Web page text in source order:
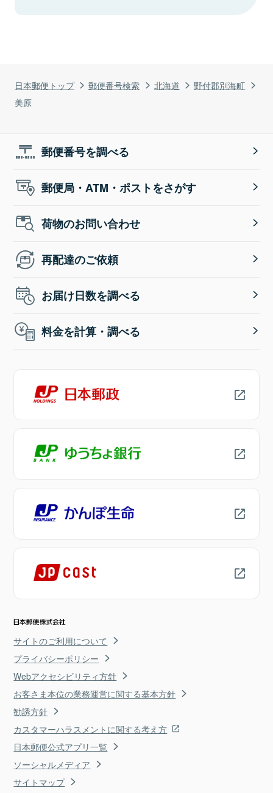
日本郵便トップ 郵便番号検索 北海道
野付郡別海町
美原
郵便番号を調べる
郵便局・ATM・ポストをさがす
荷物のお問い合わせ
再配達のご依頼
お届け日数を調べる
料金を計算・調べる
サイトのご利用について
プライバシーポリシー
Webアクセシビリティ方針
お客さま本位の業務運営に関する基本方針
勧誘方針
カスタマーハラスメントに関する考え方
日本郵便公式アプリ一覧
ソーシャルメディア
サイトマップ